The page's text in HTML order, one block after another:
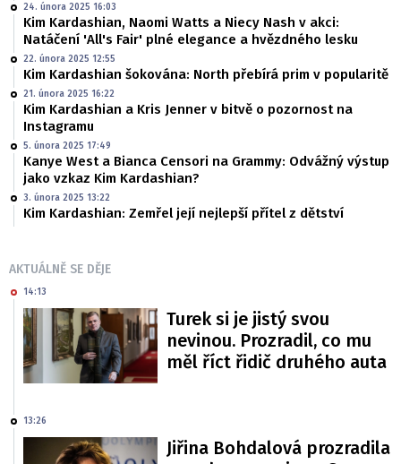
24. února 2025 16:03
Kim Kardashian, Naomi Watts a Niecy Nash v akci:
Natáčení 'All's Fair' plné elegance a hvězdného lesku
22. února 2025 12:55
Kim Kardashian šokována: North přebírá prim v popularitě
21. února 2025 16:22
Kim Kardashian a Kris Jenner v bitvě o pozornost na
Instagramu
5. února 2025 17:49
Kanye West a Bianca Censori na Grammy: Odvážný výstup
jako vzkaz Kim Kardashian?
3. února 2025 13:22
Kim Kardashian: Zemřel její nejlepší přítel z dětství
AKTUÁLNĚ SE DĚJE
14:13
Turek si je jistý svou
nevinou. Prozradil, co mu
měl říct řidič druhého auta
13:26
Jiřina Bohdalová prozradila